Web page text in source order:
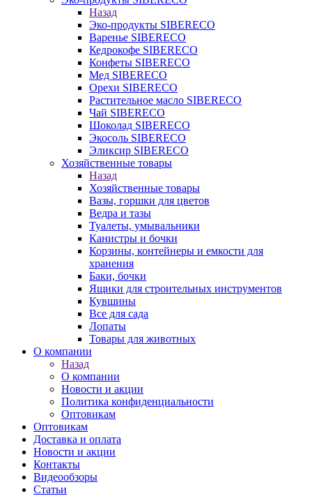
Назад
Эко-продукты SIBERECO
Варенье SIBERECO
Кедрокофе SIBERECO
Конфеты SIBERECO
Мед SIBERECO
Орехи SIBERECO
Растительное масло SIBERECO
Чай SIBERECO
Шоколад SIBERECO
Экосоль SIBERECO
Эликсир SIBERECO
Хозяйственные товары
Назад
Хозяйственные товары
Вазы, горшки для цветов
Ведра и тазы
Туалеты, умывальники
Канистры и бочки
Корзины, контейнеры и емкости для
хранения
Баки, бочки
Ящики для строительных инструментов
Кувшины
Все для сада
Лопаты
Товары для животных
О компании
Назад
О компании
Новости и акции
Политика конфиденциальности
Оптовикам
Оптовикам
Доставка и оплата
Новости и акции
Контакты
Видеообзоры
Статьи